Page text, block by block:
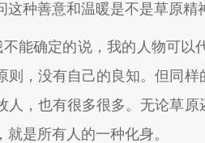
这种善意和温暖是不是草原精
能确定的说，我的人物可
则，没有自己的良知。但同
人，也有很多很多。无论草
是所有人的一种化身。